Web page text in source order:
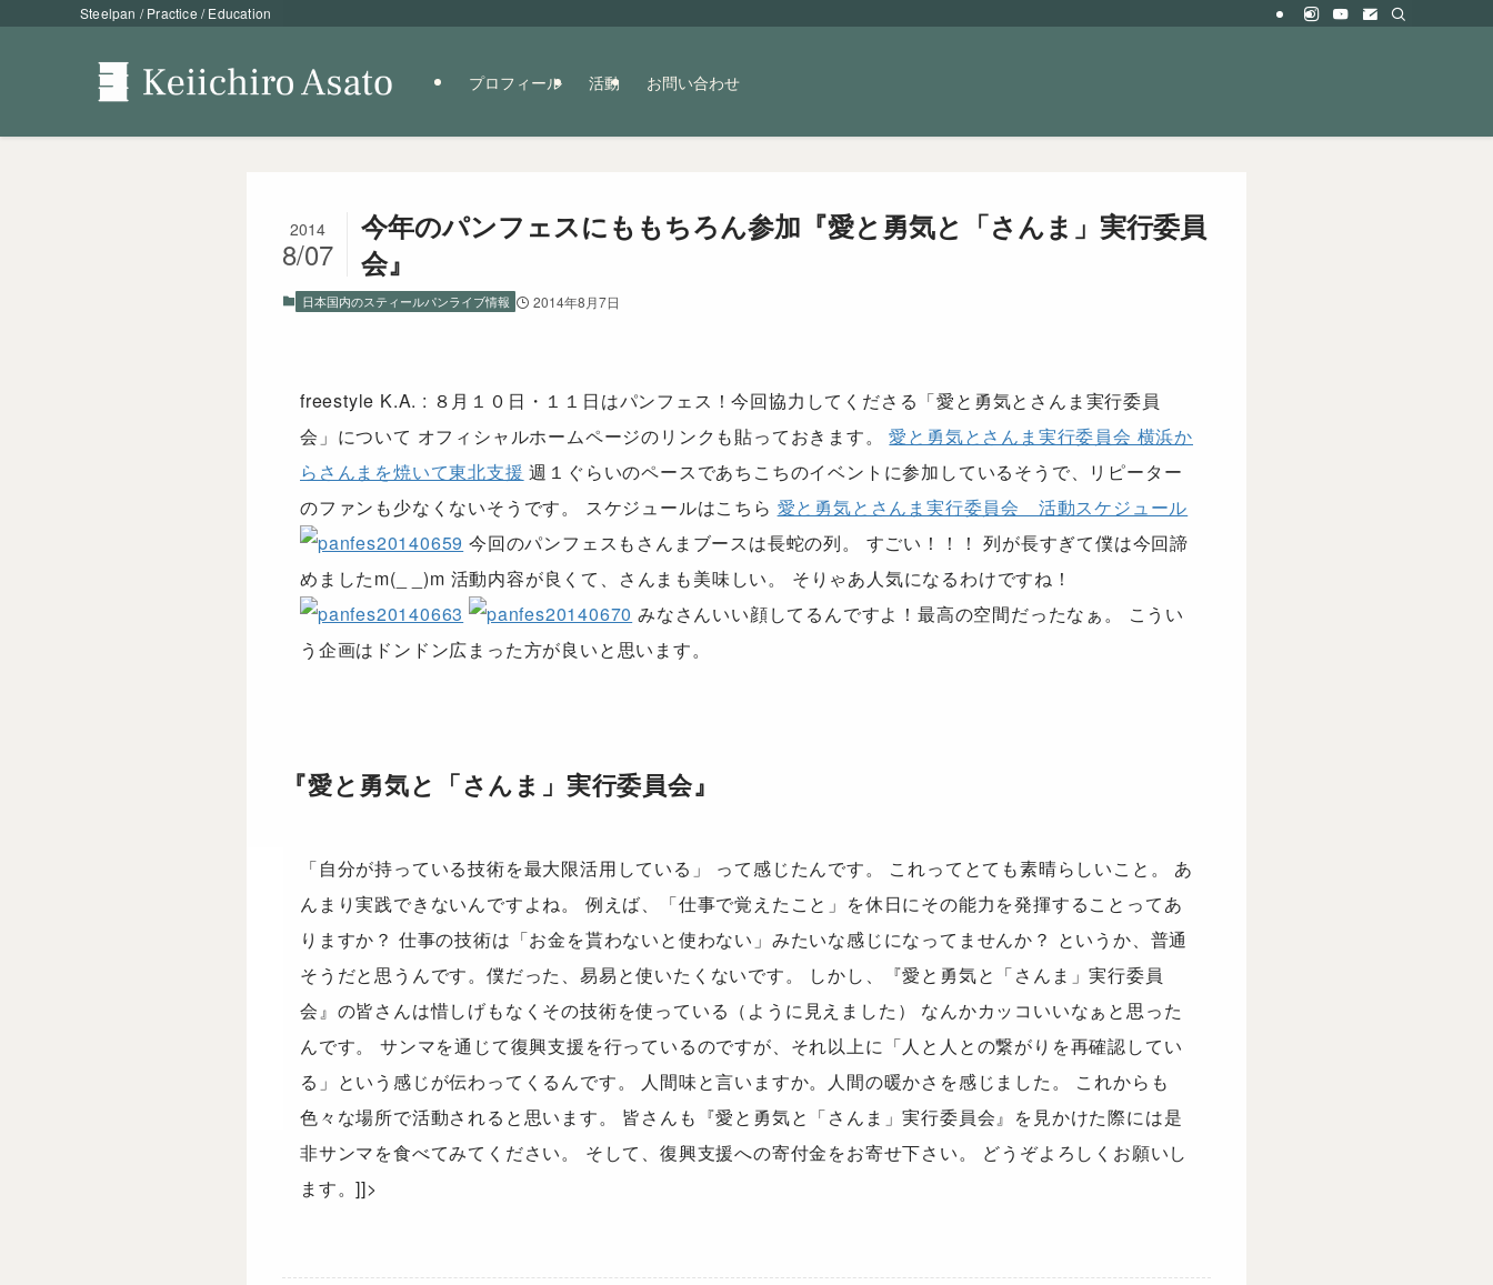
Steelpan / Practice / Education
プロフィール 活動 お問い合わせ
今年のパンフェスにももちろん参加『愛と勇気と「さんま」実行委員
会』
2014
8/07
日本国内のスティールパンライブ情報 2014年8月7日
freestyle K.A. : ８月１０日・１１日はパンフェス！今回協力してくださる「愛と勇気とさんま実行委員
会」について オフィシャルホームページのリンクも貼っておきます。愛と勇気とさんま実行委員会 横浜か
らさんまを焼いて東北支援 週１ぐらいのペースであちこちのイベントに参加しているそうで、リピーター
のファンも少なくないそうです。 スケジュールはこちら 愛と勇気とさんま実行委員会 活動スケジュール
今回のパンフェスもさんまブースは長蛇の列。 すごい！！！ 列が長すぎて僕は今回諦
めましたm(_ _)m 活動内容が良くて、さんまも美味しい。 そりゃあ人気になるわけですね！
みなさんいい顔してるんですよ！最高の空間だったなぁ。 こうい
う企画はドンドン広まった方が良いと思います。
『愛と勇気と「さんま」実行委員会』
「自分が持っている技術を最大限活用している」 って感じたんです。 これってとても素晴らしいこと。 あ
んまり実践できないんですよね。 例えば、「仕事で覚えたこと」を休日にその能力を発揮することってあ
りますか？ 仕事の技術は「お金を貰わないと使わない」みたいな感じになってませんか？ というか、普通
そうだと思うんです。僕だった、易易と使いたくないです。 しかし、『愛と勇気と「さんま」実行委員
会』の皆さんは惜しげもなくその技術を使っている（ように見えました） なんかカッコいいなぁと思った
んです。 サンマを通じて復興支援を行っているのですが、それ以上に「人と人との繋がりを再確認してい
る」という感じが伝わってくるんです。 人間味と言いますか。人間の暖かさを感じました。 これからも
色々な場所で活動されると思います。 皆さんも『愛と勇気と「さんま」実行委員会』を見かけた際には是
非サンマを食べてみてください。 そして、復興支援への寄付金をお寄せ下さい。 どうぞよろしくお願いし
ます。]]>